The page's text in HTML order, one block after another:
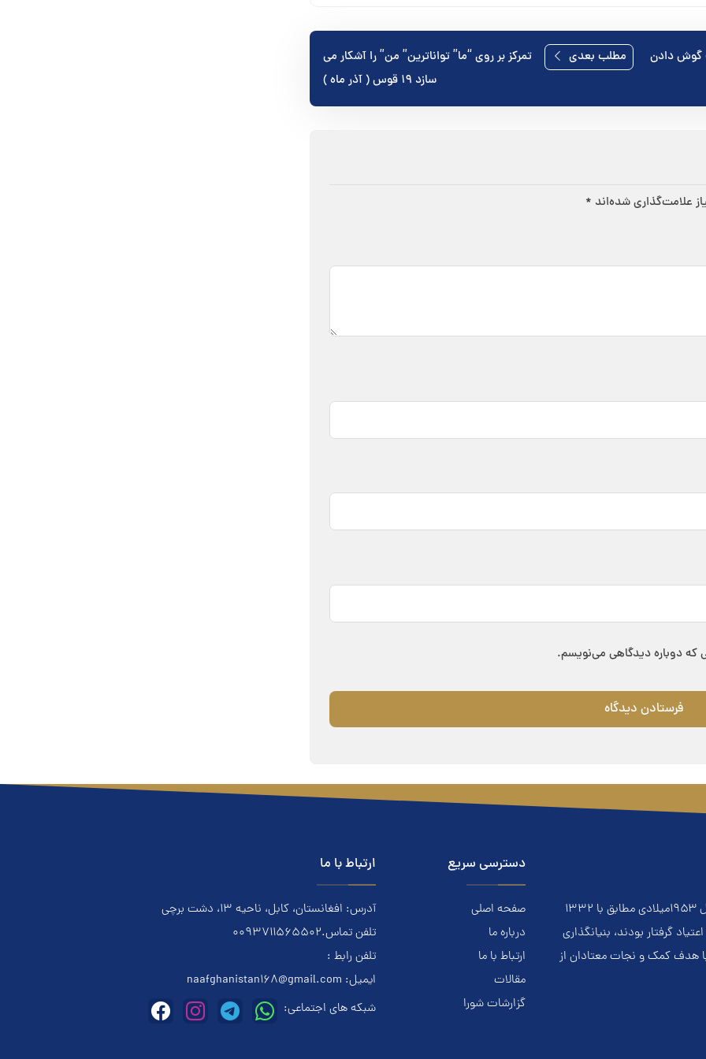
مطلب بعدی
تمرکز بر روی “ما” تواناترین” من” را آشکار می
سازد ۱۹ قوس ( آذر ماه )
علامت‌گذاری شده‌اند *
که دوباره دیدگاهی می‌نویسم.
معتادان گمنام NA نهادي است مردمي و خودجوش که درسال ۱۹۵۳ميلادي مطابق با ۱۳۳۲
گرفتار بودند، بنيانگذاري
هدف کمک و نجات معتادان از
دسترسی سریع
صفحه اصلی
درباره ما
ارتباط با ما
مقالات
گزارشات شورا
ارتباط با ما
آدرس: افغانستان، کابل، ناحیه ۱۳، دشت برچی
تلفن تماس.0093711565502
تلفن رابط :
ایمیل: naafghanistan168@gmail.com
شبکه های اجتماعی: